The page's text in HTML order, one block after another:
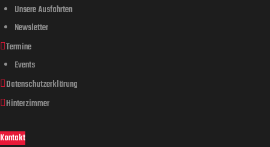
Unsere Ausfahrten
Newsletter
Termine
Events
Datenschutzerklärung
Hinterzimmer
Kontakt